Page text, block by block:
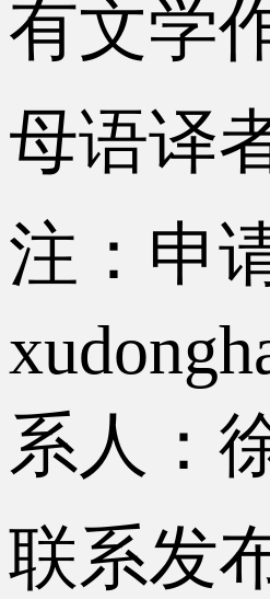
有文学
母语译
注：申
系人：
联系发